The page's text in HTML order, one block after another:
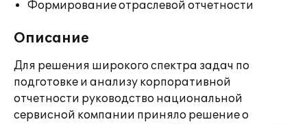
Формирование отраслевой отчетности
Описание
Для решения широкого спектра задач по
подготовке и анализу корпоративной
отчетности руководство национальной
сервисной компании приняло решение о